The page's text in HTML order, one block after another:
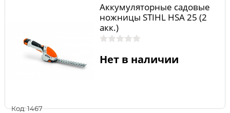
Код: 1467
Аккумуляторные садовые
ножницы STIHL HSA 25 (2
акк.)
Нет в наличии